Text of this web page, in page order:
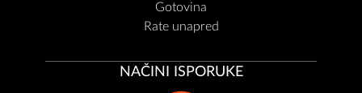
Gotovina
Rate unapred
NAČINI ISPORUKE